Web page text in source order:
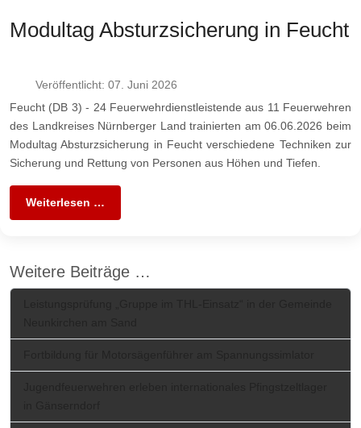
Modultag Absturzsicherung in Feucht
Veröffentlicht: 07. Juni 2026
Feucht (DB 3) - 24 Feuerwehrdienstleistende aus 11 Feuerwehren
des Landkreises Nürnberger Land trainierten am 06.06.2026 beim
Modultag Absturzsicherung in Feucht verschiedene Techniken zur
Sicherung und Rettung von Personen aus Höhen und Tiefen.
Weiterlesen …
Weitere Beiträge …